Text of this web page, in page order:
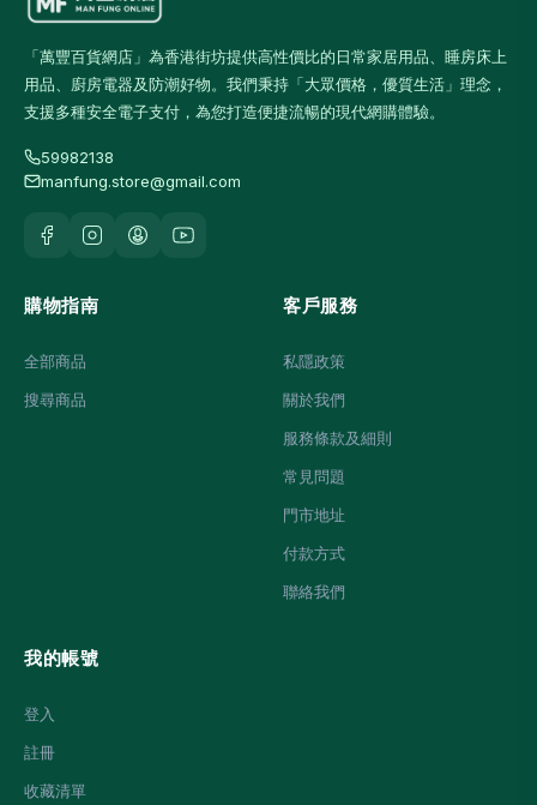
「萬豐百貨網店」為香港街坊提供高性價比的日常家居用品、睡房床上
用品、廚房電器及防潮好物。我們秉持「大眾價格，優質生活」理念，
支援多種安全電子支付，為您打造便捷流暢的現代網購體驗。
59982138
manfung.store@gmail.com
購物指南
全部商品
搜尋商品
客戶服務
私隱政策
關於我們
服務條款及細則
常見問題
門市地址
付款方式
聯絡我們
我的帳號
登入
註冊
收藏清單